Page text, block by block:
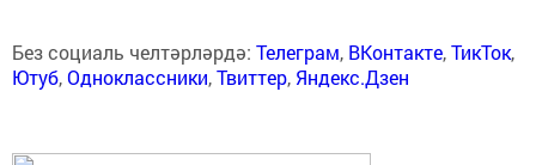
Без социаль челтәрләрдә: Телеграм, ВКонтакте,ТикТок,
Ютуб,Одноклассники,Твиттер, Яндекс.Дзен